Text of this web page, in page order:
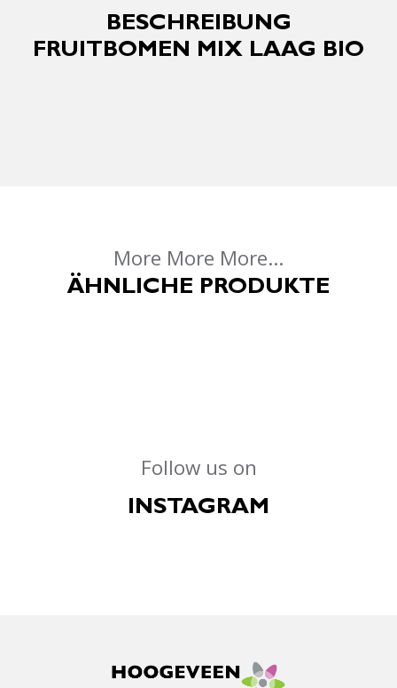
BESCHREIBUNG
FRUITBOMEN MIX LAAG BIO
More More More...
ÄHNLICHE PRODUKTE
Follow us on
INSTAGRAM